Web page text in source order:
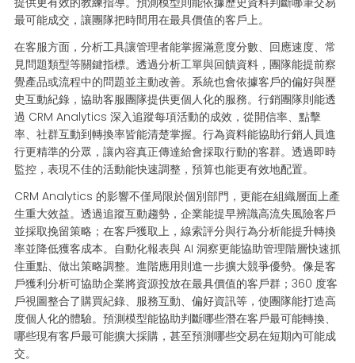
最可能成交，讓團隊把時間用在最具價值的客戶上。
在客服方面，分析工具讓管理者能掌握滿意度分數、回應速度、常
見問題類型等關鍵指標。透過分析工單與回饋資料，團隊能提前察
覺產品或流程中的問題並主動改善。系統也會依據客戶的偏好與歷
史互動紀錄，協助客服團隊提供更個人化的服務。行銷團隊則能透
過 CRM Analytics 深入追蹤每項活動的成效，從開信率、點擊
率、社群互動到轉換率皆能清楚掌握。行為資料能協助行銷人員進
行更精準的分眾，讓內容真正傳達給會採取行動的客群。透過即時
監控，表現不佳的活動能快速調整，預算也能更有效地配置。
CRM Analytics 的影響不僅局限於個別部門，更能在組織層面上產
生重大效益。透過追蹤互動趨勢，企業能提早辨識高流失風險客戶
並採取挽留策略；在客戶獲取上，線索評分與行為分析能提升轉換
率並降低獲客成本。自動化報表與 AI 洞察更能協助管理階層快速抓
住重點、做出策略調整。進階應用則進一步擴大競爭優勢。像是客
戶獲利分析可協助企業將資源投放在最具價值的客戶群；360 度客
戶視圖整合了購買紀錄、服務互動、偏好資訊等，使團隊能打造高
度個人化的體驗。預測模型能協助判斷哪些潛在客戶最可能轉換、
哪些現有客戶最可能擴大採購，甚至預測哪些交易在短期內可能成
交。